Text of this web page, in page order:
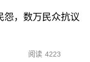
怨，数万民众抗议
阅读 4223